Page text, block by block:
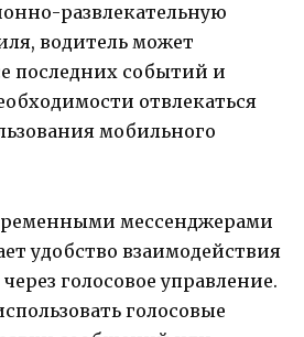
развлекательную
водитель может
последних событий и
отвлекаться
мобильного
мессенджерами
удобство взаимодействия
голосовое управление.
голосовые